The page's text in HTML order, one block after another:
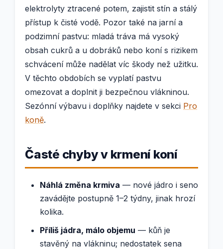
elektrolyty ztracené potem, zajistit stín a stálý
přístup k čisté vodě. Pozor také na jarní a
podzimní pastvu: mladá tráva má vysoký
obsah cukrů a u dobráků nebo koní s rizikem
schvácení může nadělat víc škody než užitku.
V těchto obdobích se vyplatí pastvu
omezovat a doplnit ji bezpečnou vlákninou.
Sezónní výbavu i doplňky najdete v sekci Pro
koně.
Časté chyby v krmení koní
Náhlá změna krmiva — nové jádro i seno
zavádějte postupně 1–2 týdny, jinak hrozí
kolika.
Příliš jádra, málo objemu — kůň je
stavěný na vlákninu; nedostatek sena